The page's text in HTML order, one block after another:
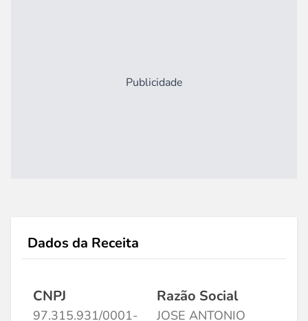
Publicidade
Dados da Receita
CNPJ
97.315.931/0001-
Razão Social
JOSE ANTONIO